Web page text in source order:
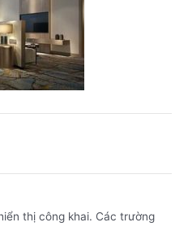
thị công khai. Các trường